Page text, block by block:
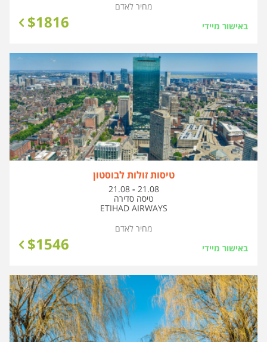
באישור מיידי $1816
מחיר לאדם
טיסות זולות לבוסטון
בין
התאריכים,
21.08 - 21.08
טיסה סדירה
ETIHAD AIRWAYS
באישור מיידי $1546
מחיר לאדם